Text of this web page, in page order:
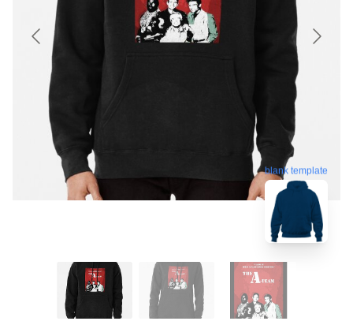
blank template